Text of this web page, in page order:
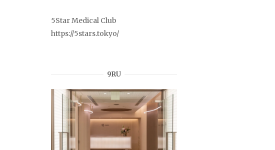
5Star Medical Club
https://5stars.tokyo/
9RU